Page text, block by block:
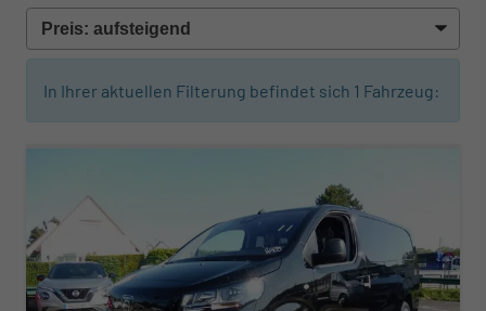
In Ihrer aktuellen Filterung befindet sich 1 Fahrzeug: